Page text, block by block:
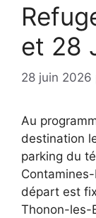
et 28
28 juin 2026
Au
destination
parking du
départ est
Thonon-les-